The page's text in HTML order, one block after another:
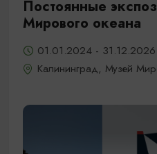
Постоянные
Мирового океана
01.01.2024 - 31.12.2026
Калининград, Музей